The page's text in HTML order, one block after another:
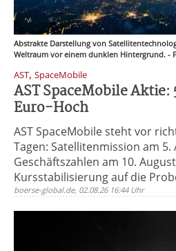
Abstrakte Darstellung von
Weltraum vor einem dunklen Hintergrund. -
AST, SpaceMobile
AST SpaceMobile Aktie:
Euro-Hoch
AST SpaceMobile steht vor
Tagen: Satellitenmission am 5.
Geschäftszahlen am 10.
Kursstabilisierung auf die
boerse-global.de, 02.08.26 16:44 Uhr